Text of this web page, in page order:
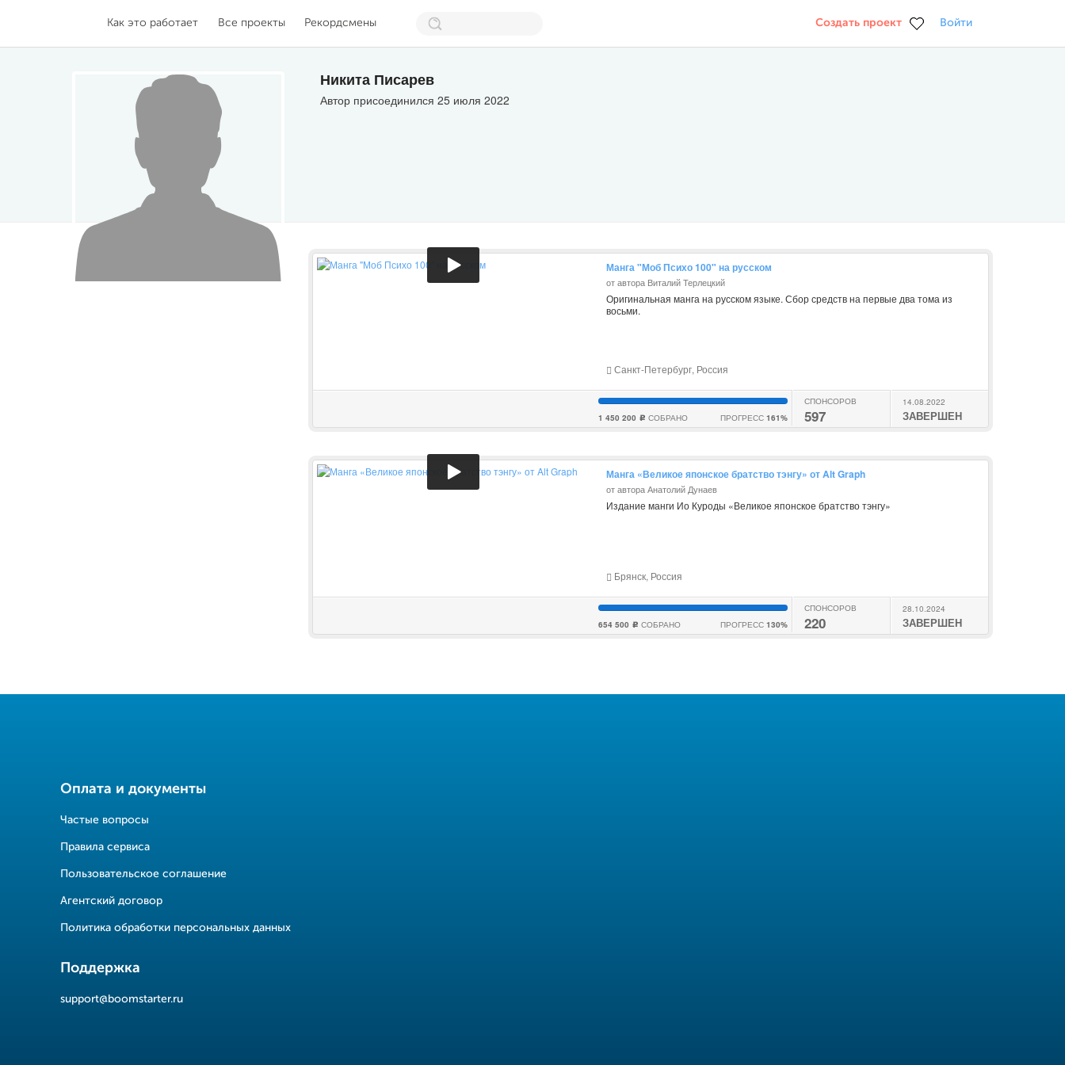
Как это работает Все проекты Рекордсмены Создать проект Войти
Никита Писарев
Автор присоединился 25 июля 2022
Манга "Моб Психо 100" на русском
от автора Виталий Терлецкий
Оригинальная манга на русском языке. Сбор средств на первые два тома из
восьми.
Санкт-Петербург, Россия
1 450 200 c СОБРАНО ПРОГРЕСС 161%
СПОНСОРОВ
597
14.08.2022
ЗАВЕРШЕН
Манга «Великое японское братство тэнгу» от Alt Graph
от автора Анатолий Дунаев
Издание манги Ио Куроды «Великое японское братство тэнгу»
Брянск, Россия
654 500 c СОБРАНО ПРОГРЕСС 130%
СПОНСОРОВ
220
28.10.2024
ЗАВЕРШЕН
Оплата и документы
Частые вопросы
Правила сервиса
Пользовательское соглашение
Агентский договор
Политика обработки персональных данных
Поддержка
support@boomstarter.ru